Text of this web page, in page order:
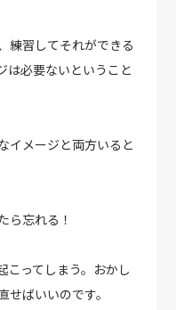
習してそれができる
は必要ないということ
イメージと両方いると
ら忘れる！
こってしまう。おかし
ばいいのです。